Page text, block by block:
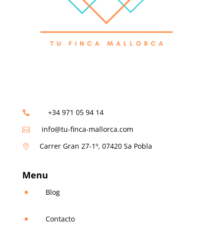
 +34 971 05 94 14
 info@tu-finca-mallorca.com
 Carrer Gran 27-1º, 07420 Sa Pobla
Menu
^ Blog
^ Contacto